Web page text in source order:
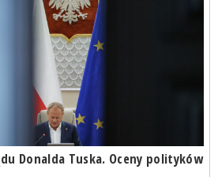
Donalda Tuska. Oceny polityków